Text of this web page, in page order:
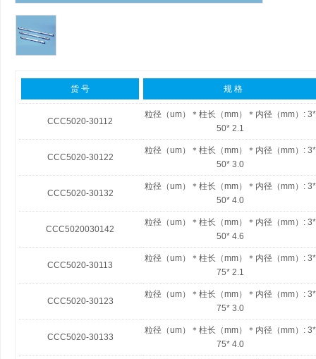
货 号 规 格
CCC5020-30112
粒径（um）＊柱长（mm）＊内径（mm）: 3*
50* 2.1
CCC5020-30122
粒径（um）＊柱长（mm）＊内径（mm）: 3*
50* 3.0
CCC5020-30132
粒径（um）＊柱长（mm）＊内径（mm）: 3*
50* 4.0
CCC5020030142
粒径（um）＊柱长（mm）＊内径（mm）: 3*
50* 4.6
CCC5020-30113
粒径（um）＊柱长（mm）＊内径（mm）: 3*
75* 2.1
CCC5020-30123
粒径（um）＊柱长（mm）＊内径（mm）: 3*
75* 3.0
CCC5020-30133
粒径（um）＊柱长（mm）＊内径（mm）: 3*
75* 4.0